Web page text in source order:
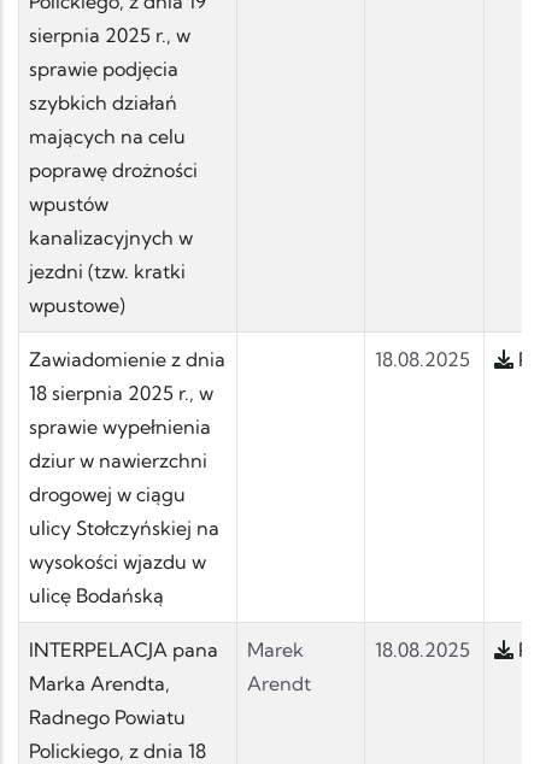
sierpnia 2025 r., w
sprawie podjęcia
szybkich działań
mających na celu
poprawę drożności
wpustów
kanalizacyjnych w
jezdni (tzw. kratki
wpustowe)
Zawiadomienie z dnia
18 sierpnia 2025 r., w
sprawie wypełnienia
dziur w nawierzchni
drogowej w ciągu
ulicy Stołczyńskiej na
wysokości wjazdu w
ulicę Bodańską
18.08.2025
INTERPELACJA pana
Marka Arendta,
Radnego Powiatu
Polickiego, z dnia 18
Marek
Arendt
18.08.2025